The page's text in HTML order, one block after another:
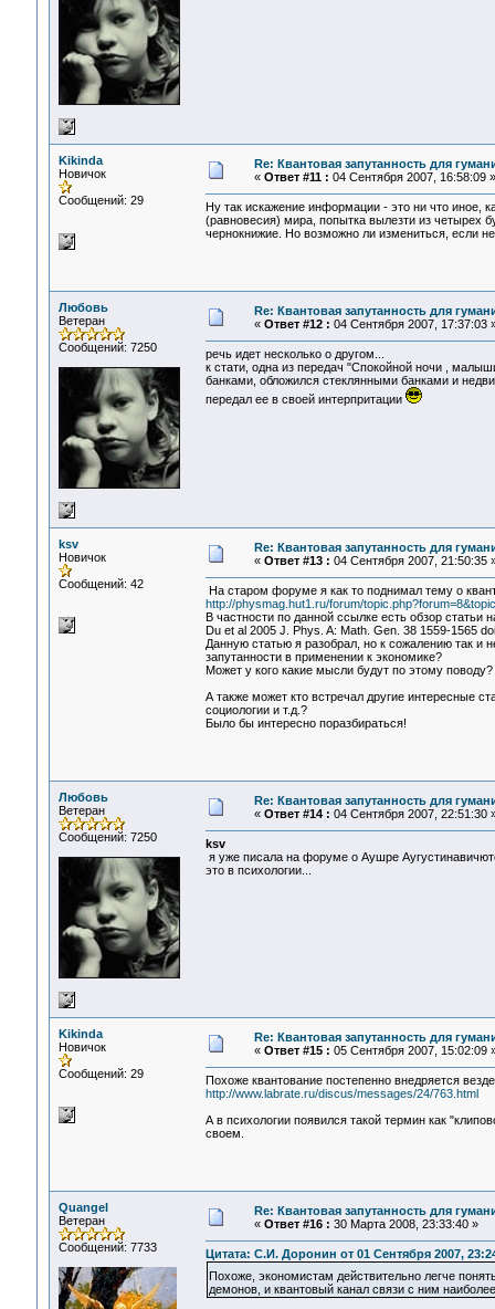
Kikinda
Новичок
Сообщений: 29
Re: Квантовая запутанность для
« Ответ #11 : 04 Сентября 2007, 16:58:09 »
Ну так искажение информации - это ни что иное,
(равновесия) мира, попытка вылезти из четырех
чернокнижие. Но возможно ли измениться, если
Любовь
Ветеран
Сообщений: 7250
Re: Квантовая запутанность для
« Ответ #12 : 04 Сентября 2007, 17:37:03
речь идет несколько о другом...
к стати, одна из передач "Спокойной ночи ,
банками, обложился стеклянными банками и
передал ее в своей интерпритации
ksv
Новичок
Сообщений: 42
Re: Квантовая запутанность для
« Ответ #13 : 04 Сентября 2007, 21:50:35
На старом форуме я как то поднимал тему о
http://physmag.hut1.ru/forum/
В частности по данной ссылке есть обзор
Du et al 2005 J. Phys. A: Math. Gen. 38 1559-1565
Данную статью я разобрал, но к сожалению так и
запутанности в применении к экономике?
Может у кого какие мысли будут по этому поводу?
А также может кто встречал другие интересные
социологии и т.д.?
Было бы интересно поразбираться!
Любовь
Ветеран
Сообщений: 7250
Re: Квантовая запутанность для
« Ответ #14 : 04 Сентября 2007, 22:51:30
ksv
я уже писала на форуме о Аушре
это в психологии...
Kikinda
Новичок
Сообщений: 29
Re: Квантовая запутанность для
« Ответ #15 : 05 Сентября 2007, 15:02:09
Похоже квантование постепенно внедряется
http://www.labrate.ru/discus/messages/24/763.html
А в психологии появился такой термин как
своем.
Quangel
Ветеран
Сообщений: 7733
Re: Квантовая запутанность для
« Ответ #16 : 30 Марта 2008, 23:33:40 »
Цитата: С.И. Доронин от 01 Сентября 2007,
Похоже, экономистам действительно легче
демонов, и квантовый канал связи с ним